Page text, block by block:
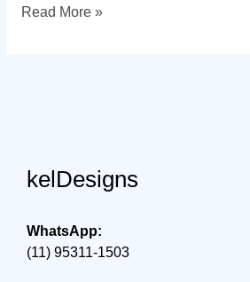
Criação
Read More »
kelDesigns
WhatsApp:
(11) 95311-1503